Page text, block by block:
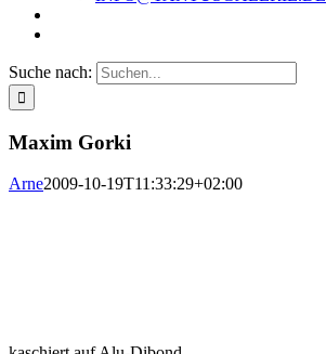
Suche nach:
Maxim Gorki
Arne2009-10-19T11:33:29+02:00